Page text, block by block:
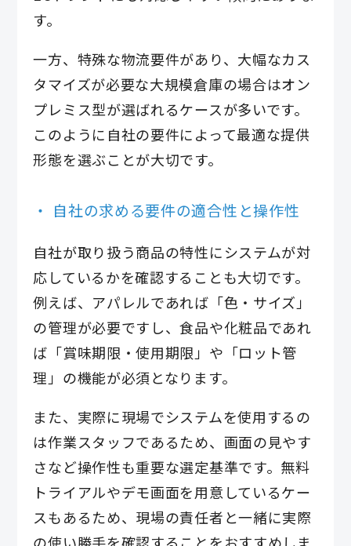
す。
一方、特殊な物流要件があり、大幅なカス
タマイズが必要な大規模倉庫の場合はオン
プレミス型が選ばれるケースが多いです。
このように自社の要件によって最適な提供
形態を選ぶことが大切です。
自社の求める要件の適合性と操作性
自社が取り扱う商品の特性にシステムが対
応しているかを確認することも大切です。
例えば、アパレルであれば「色・サイズ」
の管理が必要ですし、食品や化粧品であれ
ば「賞味期限・使用期限」や「ロット管
理」の機能が必須となります。
また、実際に現場でシステムを使用するの
は作業スタッフであるため、画面の見やす
さなど操作性も重要な選定基準です。無料
トライアルやデモ画面を用意しているケー
スもあるため、現場の責任者と一緒に実際